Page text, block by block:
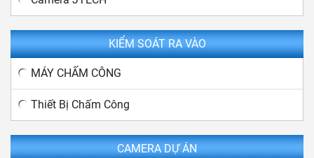
KIỂM SOÁT RA VÀO
MÁY CHẤM CÔNG
Thiết Bị Chấm Công
CAMERA DỰ ÁN